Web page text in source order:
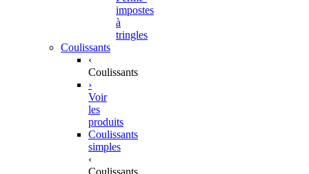
impostes
à
tringles
Coulissants
‹
Coulissants
›
Voir
les
produits
Coulissants
simples
‹
Coulissants